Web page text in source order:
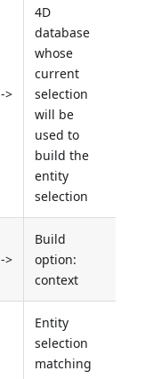
->
4D
database
whose
current
selection
will be
used to
build the
entity
selection
->
Build
option:
context
Entity
selection
matching